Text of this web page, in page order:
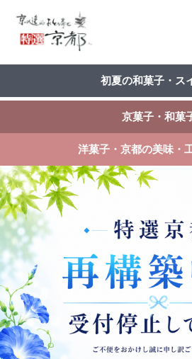
初夏の和菓子・ス
京菓子・和菓
洋菓子・京都の美味・